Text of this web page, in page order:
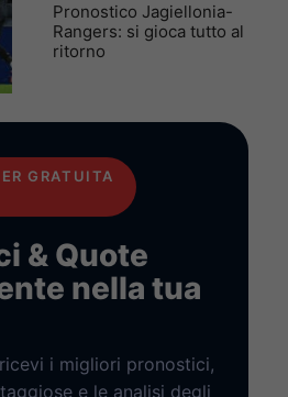
Pronostico Jagiellonia-
Rangers: si gioca tutto al
ritorno
GRATUITA
& Quote
nella tua
i migliori pronostici,
e le analisi degli